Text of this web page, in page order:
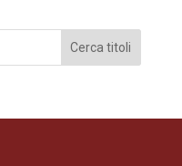
Cerca titoli